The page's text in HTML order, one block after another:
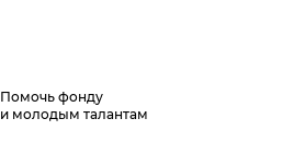
Помочь фонду
и молодым талантам